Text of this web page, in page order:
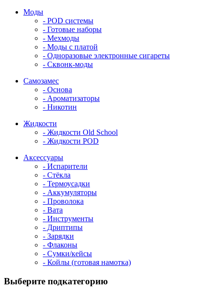
Моды
- POD системы
- Готовые наборы
- Мехмоды
- Моды с платой
- Одноразовые электронные сигареты
- Сквонк-моды
Самозамес
- Основа
- Ароматизаторы
- Никотин
Жидкости
- Жидкости Old School
- Жидкости POD
Аксессуары
- Испарители
- Стёкла
- Термоусадки
- Аккумуляторы
- Проволока
- Вата
- Инструменты
- Дриптипы
- Зарядки
- Флаконы
- Сумки/кейсы
- Койлы (готовая намотка)
Выберите подкатегорию